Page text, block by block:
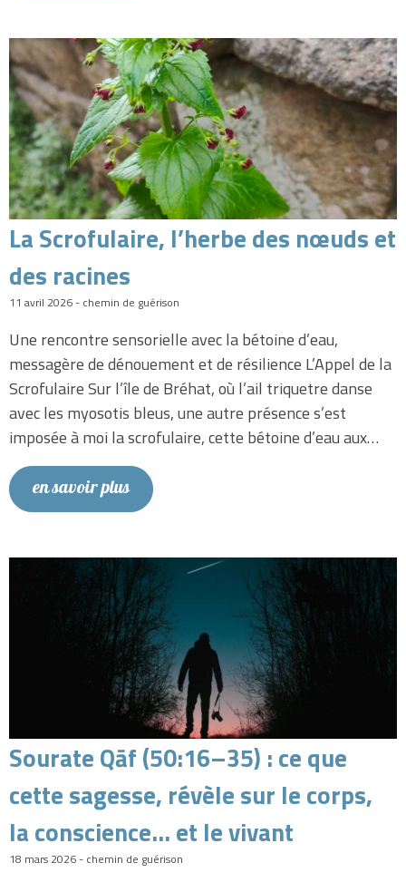
La Scrofulaire, l’herbe des nœuds et
des racines
11 avril 2026 - chemin de guérison
Une rencontre sensorielle avec la bétoine d’eau,
messagère de dénouement et de résilience L’Appel de la
Scrofulaire Sur l’île de Bréhat, où l’ail triquetre danse
avec les myosotis bleus, une autre présence s’est
imposée à moi la scrofulaire, cette bétoine d’eau aux…
en savoir plus
Sourate Qāf (50:16–35) : ce que
cette sagesse, révèle sur le corps,
la conscience… et le vivant
18 mars 2026 - chemin de guérison